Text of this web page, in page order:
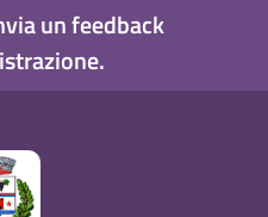
un feedback